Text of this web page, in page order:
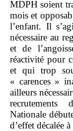
MDPH soient
mois et
l’enfant. Il
nécessaire au
et de
réactivité pour
et qui trop
« carences »
ailleurs
recrutements
Nationale
d’effet décalée